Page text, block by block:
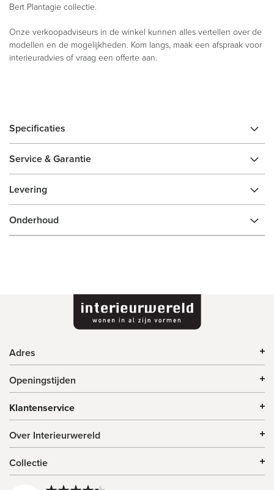
Bert Plantagie collectie.
Onze verkoopadviseurs in de winkel kunnen alles vertellen over de
modellen en de mogelijkheden. Kom langs, maak een afspraak voor
interieuradvies of vraag een offerte aan.
Specificaties
Service & Garantie
Levering
Onderhoud
Adres
Openingstijden
Klantenservice
Over Interieurwereld
Collectie